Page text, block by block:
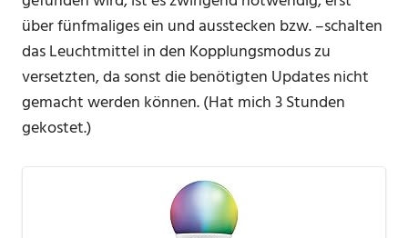
über fünfmaliges ein und ausstecken bzw. –schalten
das Leuchtmittel in den Kopplungsmodus zu
versetzten, da sonst die benötigten Updates nicht
gemacht werden können. (Hat mich 3 Stunden
gekostet.)